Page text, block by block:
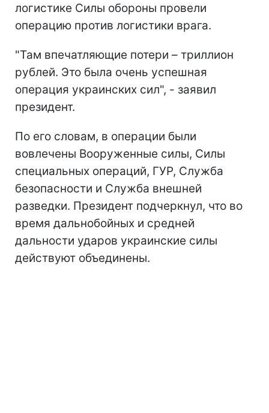
логистике Силы обороны провели
операцию против логистики врага.
"Там впечатляющие потери – триллион
рублей. Это была очень успешная
операция украинских сил", - заявил
президент.
По его словам, в операции были
вовлечены Вооруженные силы, Силы
специальных операций, ГУР, Служба
безопасности и Служба внешней
разведки. Президент подчеркнул, что во
время дальнобойных и средней
дальности ударов украинские силы
действуют объединены.